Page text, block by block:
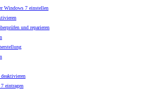
Windows 7 einstellen
und reparieren
eintragen